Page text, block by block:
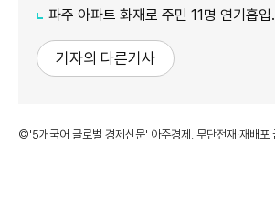
파주 아파트 화재로 주민 11명 연기흡
기자의 다른기사
©'5개국어 글로벌 경제신문' 아주경제. 무단전재·재배포